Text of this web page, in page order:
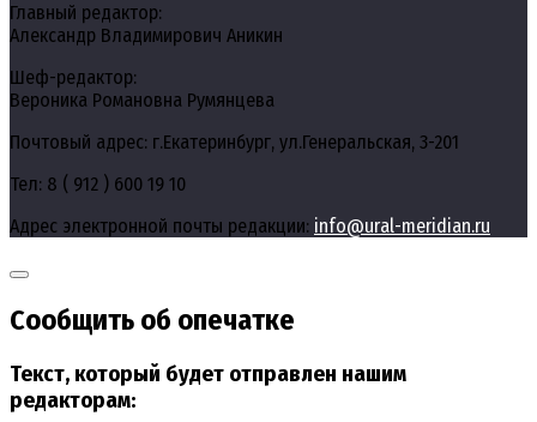
Главный редактор:
Александр Владимирович Аникин
Шеф-редактор:
Вероника Романовна Румянцева
Почтовый адрес: г.Екатеринбург, ул.Генеральская, 3-201
Тел: 8 ( 912 ) 600 19 10
Адрес электронной почты редакции: info@ural-meridian.ru
Сообщить об опечатке
Текст, который будет отправлен нашим
редакторам: